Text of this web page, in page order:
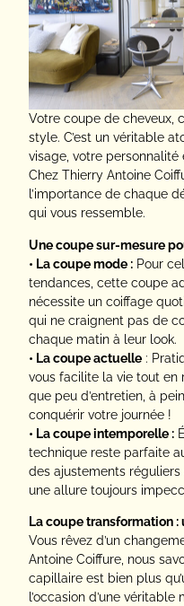
Votre coupe de cheveux,
style. C’est un véritable
visage, votre personnalité
Chez Thierry Antoine
l’importance de chaque
qui vous ressemble.
Une coupe sur-mesure
• La coupe mode : Pour
tendances, cette coupe
nécessite un coiffage
qui ne craignent pas de
chaque matin à leur look.
• La coupe actuelle :
vous facilite la vie tout en
que peu d’entretien, à
conquérir votre journée !
• La coupe intemporelle :
technique reste parfaite
des ajustements
une allure toujours
La coupe transformation
Vous rêvez d’un
Antoine Coiffure, nous
capillaire est bien plus
l’occasion d’une